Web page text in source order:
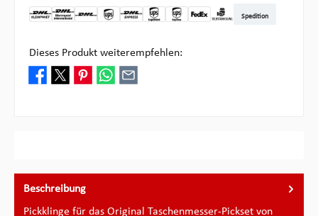
Spedition
Dieses Produkt weiterempfehlen:
Beschreibung
Pickklinge für das Original Taschenmesser-Pickset von